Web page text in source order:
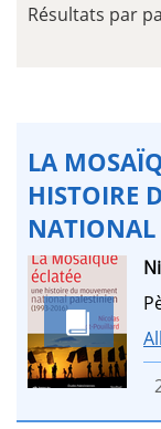
Résultats par
LA
HISTOIRE